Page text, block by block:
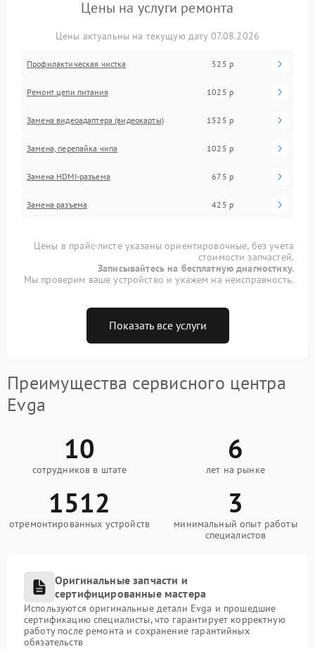
Цены на услуги ремонта
Цены актуальны на текущую дату 07.08.2026
Профилактическая чистка 525 р
Ремонт цепи питания 1025 р
Замена видеоадаптера (видеокарты) 1525 р
Замена, перепайка чипа 1025 р
Замена HDMI-разъема 675 р
Замена разъема 425 р
Цены в прайс-листе указаны ориентировочные, без учета
стоимости запчастей.
Записывайтесь на бесплатную диагностику.
Мы проверим ваше устройство и укажем на неисправность.
Показать все услуги
Преимущества сервисного центра
Evga
10
сотрудников в штате
6
лет на рынке
1512
отремонтированных устройств
3
минимальный опыт работы
специалистов
Оригинальные запчасти и
сертифицированные мастера
Используются оригинальные детали Evga и прошедшие
сертификацию специалисты, что гарантирует корректную
работу после ремонта и сохранение гарантийных
обязательств